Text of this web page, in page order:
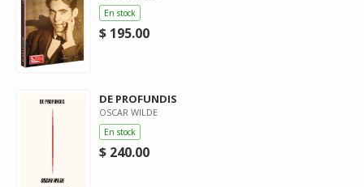
En stock
$ 195.00
DE PROFUNDIS
OSCAR WILDE
En stock
$ 240.00